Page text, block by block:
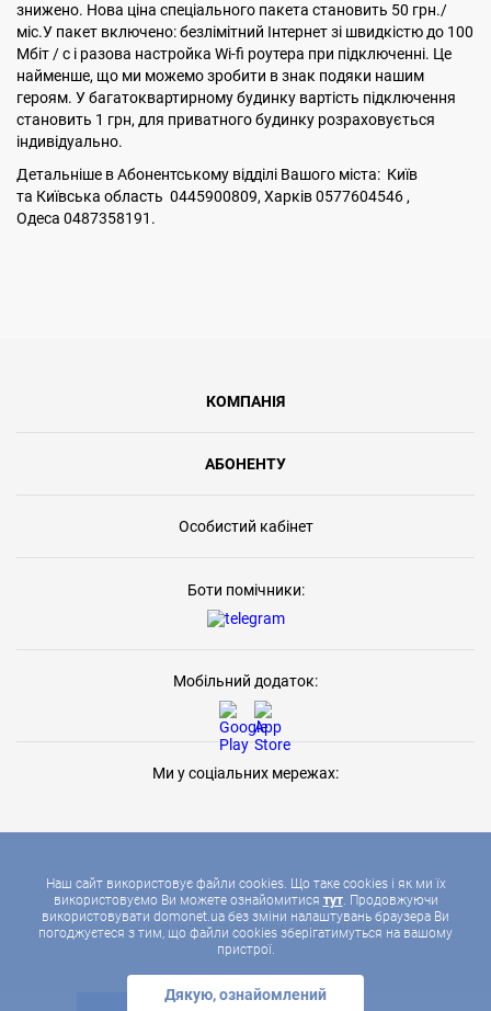
Наш сайт використовує файли cookies. Що таке cookies і як ми їх
використовуємо Ви можете ознайомитися тут. Продовжуючи
використовувати domonet.ua без зміни налаштувань браузера Ви
погоджуєтеся з тим, що файли cookies зберігатимуться на вашому
пристрої.
Дякую, ознайомлений
знижено. Нова ціна спеціального пакета становить 50 грн./
міс.У пакет включено: безлімітний Інтернет зі швидкістю до 100
Мбіт / с і разова настройка Wi-fi роутера при підключенні. Це
найменше, що ми можемо зробити в знак подяки нашим
героям. У багатоквартирному будинку вартість підключення
становить 1 грн, для приватного будинку розраховується
індивідуально.
Детальніше в Абонентському відділі Вашого міста: Київ
та Київська область 0445900809, Харків 0577604546 ,
Одеса 0487358191.
КОМПАНІЯ
АБОНЕНТУ
Особистий кабінет
Боти помічники:
Мобільний додаток:
Ми у соціальних мережах:
2026 © ДОМОНЕТ, УСІ ПРАВА ЗАХИЩЕНІ